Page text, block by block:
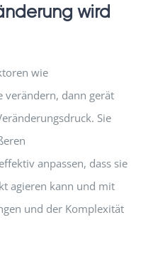
wird
wie
verändern, dann gerät
Sie
anpassen, dass sie
agieren kann und mit
und der Komplexität